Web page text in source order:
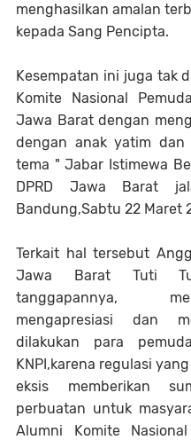
menghasilkan amalan
kepada Sang Pencipta.
Kesempatan ini juga tak
Komite Nasional
Jawa Barat dengan
dengan anak yatim dan
tema " Jabar Istimewa
DPRD Jawa Barat
Bandung,Sabtu 22 Maret
Terkait hal tersebut
Jawa Barat Tuti
tanggapannya,
mengapresiasi dan
dilakukan para
KNPI,karena regulasi
eksis memberikan
perbuatan untuk
Alumni Komite